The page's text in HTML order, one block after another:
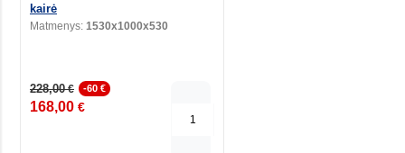
kairė
Matmenys: 1530x1000x530
228,00€ -60 €
168,00 €